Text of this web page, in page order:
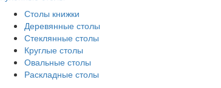
Столы книжки
Деревянные столы
Стеклянные столы
Круглые столы
Овальные столы
Раскладные столы